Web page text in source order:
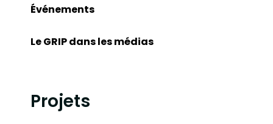
Événements
Le GRIP dans les médias
Projets